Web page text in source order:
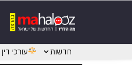
חדשות עורכי דין